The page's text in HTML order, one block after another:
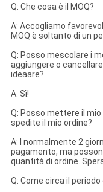
Q: Che cosa è il MOQ?
A: Accogliamo
MOQ è soltanto di un
Q: Posso mescolare i
aggiungere o
ideaare?
A: Sì!
Q: Posso mettere il mio
spedite il mio ordine?
A: I normalmente 2
pagamento, ma
quantità di ordine.
Q: Come circa il